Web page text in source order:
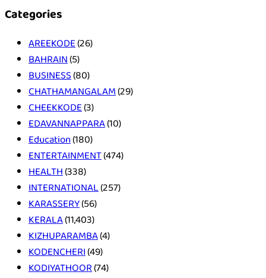
Categories
AREEKODE (26)
BAHRAIN (5)
BUSINESS (80)
CHATHAMANGALAM (29)
CHEEKKODE (3)
EDAVANNAPPARA(10)
Education(180)
ENTERTAINMENT(474)
HEALTH (338)
INTERNATIONAL (257)
KARASSERY(56)
KERALA(11,403)
KIZHUPARAMBA(4)
KODENCHERI (49)
KODIYATHOOR(74)